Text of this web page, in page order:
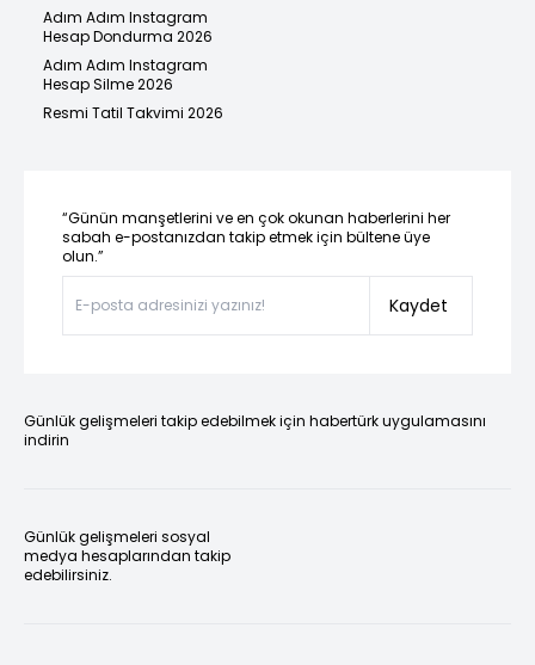
Adım Adım Instagram
Hesap Dondurma 2026
Adım Adım Instagram
Hesap Silme 2026
Resmi Tatil Takvimi 2026
“Günün manşetlerini ve en çok okunan haberlerini her
sabah e-postanızdan takip etmek için bültene üye
olun.”
Kaydet
Günlük gelişmeleri takip edebilmek için habertürk uygulamasını
indirin
Günlük gelişmeleri sosyal
medya hesaplarından takip
edebilirsiniz.